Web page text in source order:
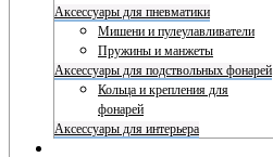
Аксессуары для пневматики
Мишени и пулеулавливатели
Пружины и манжеты
Аксессуары для подствольных фонарей
Кольца и крепления для
фонарей
Аксессуары для интерьера